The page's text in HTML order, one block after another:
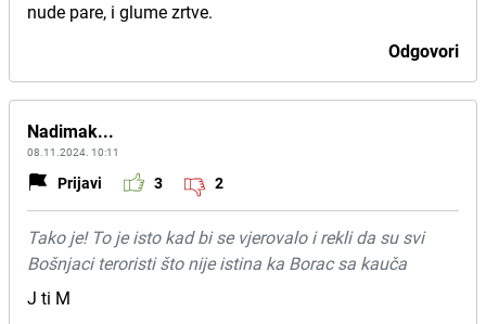
nude pare, i glume zrtve.
Odgovori
Nadimak...
08.11.2024. 10:11
Prijavi 3 2
Tako je! To je isto kad bi se vjerovalo i rekli da su svi
Bošnjaci teroristi što nije istina ka Borac sa kauča
J ti M